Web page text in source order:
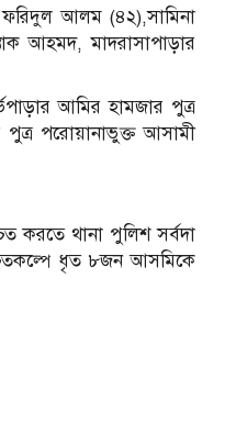
ফরিদুল আলম (৪২),সামিনা
আহমদ, মাদরাসাপাড়ার
আমির হামজার পুত্র
পরোয়ানাভুক্ত আসামী
করতে থানা পুলিশ সর্বদা
ধৃত ৮জন আসমিকে